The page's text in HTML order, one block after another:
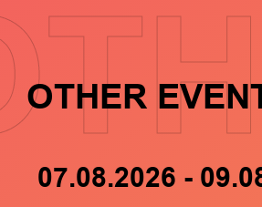
OTHER
07.08.2026 -